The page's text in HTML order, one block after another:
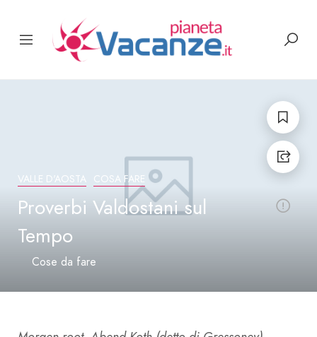
VALLE D'AOSTA COSA FARE
Proverbi Valdostani sul
Tempo
Cose da fare